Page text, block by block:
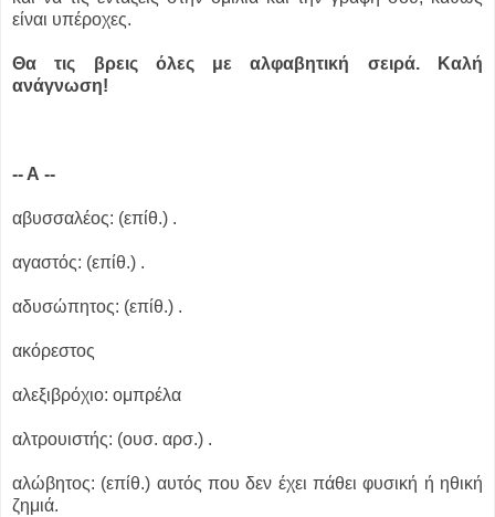
είναι υπέροχες.
Θα τις βρεις όλες με αλφαβητική σειρά. Καλή
ανάγνωση!
-- Α --
αβυσσαλέος: (επίθ.) .
αγαστός: (επίθ.) .
αδυσώπητος: (επίθ.) .
ακόρεστος
αλεξιβρόχιο: ομπρέλα
αλτρουιστής: (ουσ. αρσ.) .
αλώβητος: (επίθ.) αυτός που δεν έχει πάθει φυσική ή ηθική
ζημιά.